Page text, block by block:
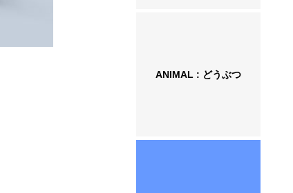
ANIMAL : どうぶつ